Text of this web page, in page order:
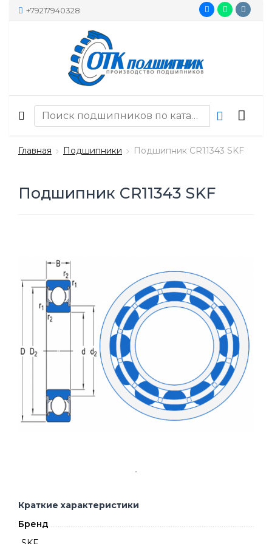
+79217940328
Главная Подшипники Подшипник CR11343 SKF
Подшипник CR11343 SKF
Краткие характеристики
Бренд